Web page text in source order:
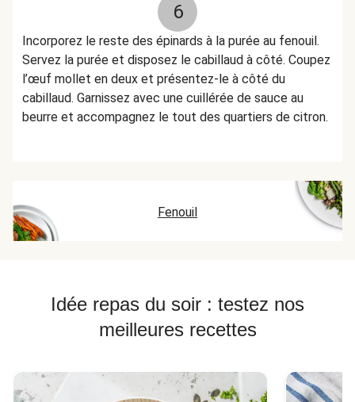
6
Incorporez le reste des épinards à la purée au fenouil.
Servez la purée et disposez le cabillaud à côté. Coupez
l’œuf mollet en deux et présentez-le à côté du
cabillaud. Garnissez avec une cuillérée de sauce au
beurre et accompagnez le tout des quartiers de citron.
Fenouil
Idée repas du soir : testez nos
meilleures recettes